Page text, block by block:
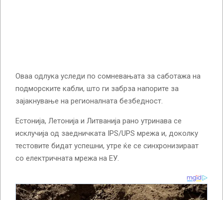
Оваа одлука уследи по сомневањата за саботажа на
подморските кабли, што ги забрза напорите за
зајакнување на регионалната безбедност.
Естонија, Летонија и Литванија рано утринава се
исклучија од заедничката IPS/UPS мрежа и, доколку
тестовите бидат успешни, утре ќе се синхронизираат
со електричната мрежа на ЕУ.